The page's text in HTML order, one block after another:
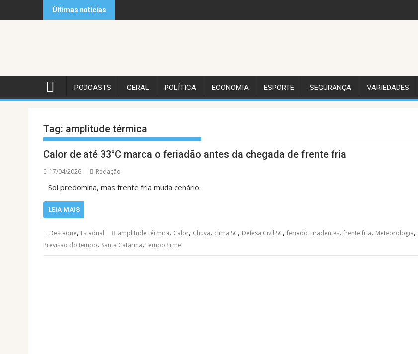
to
Últimas notícias
PODCASTS GERAL POLÍTICA ECONOMIA ESPORTE SEGURANÇA VARIEDADES
Tag: amplitude térmica
Calor de até 33°C marca o feriadão antes da chegada de frente fria
17/04/2026 Redação
Sol predomina, mas frente fria muda cenário.
LEIA MAIS
Destaque, Estadual amplitude térmica, Calor, Chuva, clima SC, Defesa Civil SC, feriado Tiradentes, frente fria, Meteorologia,
Previsão do tempo, Santa Catarina, tempo firme